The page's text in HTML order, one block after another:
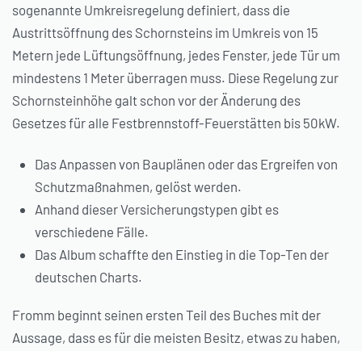
sogenannte Umkreisregelung definiert, dass die
Austrittsöffnung des Schornsteins im Umkreis von 15
Metern jede Lüftungsöffnung, jedes Fenster, jede Tür um
mindestens 1 Meter überragen muss. Diese Regelung zur
Schornsteinhöhe galt schon vor der Änderung des
Gesetzes für alle Festbrennstoff-Feuerstätten bis 50kW.
Das Anpassen von Bauplänen oder das Ergreifen von
Schutzmaßnahmen, gelöst werden.
Anhand dieser Versicherungstypen gibt es
verschiedene Fälle.
Das Album schaffte den Einstieg in die Top-Ten der
deutschen Charts.
Fromm beginnt seinen ersten Teil des Buches mit der
Aussage, dass es für die meisten Besitz, etwas zu haben,